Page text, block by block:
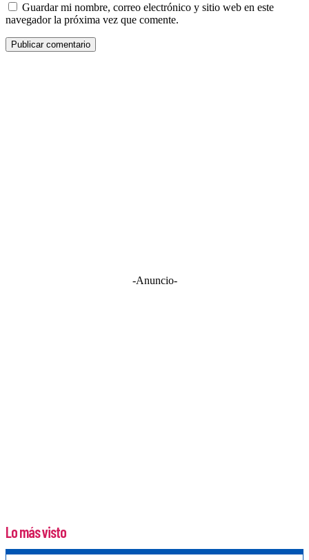
Guardar mi nombre, correo electrónico y sitio web en este
navegador la próxima vez que comente.
-Anuncio-
Lo más visto